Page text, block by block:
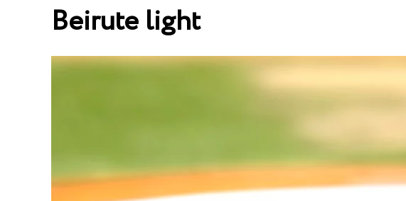
Beirute light